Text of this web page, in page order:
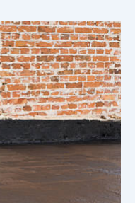
حماية
منزلك
من
الرطوبه
مع
طبقات
عزل
الأسطح|0598720825